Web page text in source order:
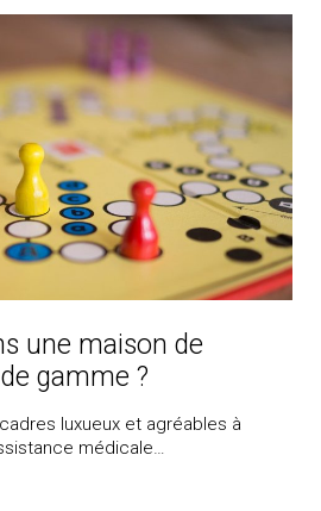
une maison de
gamme ?
luxueux et agréables à
médicale…